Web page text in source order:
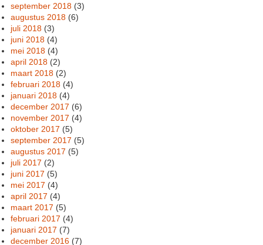
september 2018 (3)
augustus 2018 (6)
juli 2018 (3)
juni 2018 (4)
mei 2018 (4)
april 2018 (2)
maart 2018 (2)
februari 2018 (4)
januari 2018 (4)
december 2017 (6)
november 2017 (4)
oktober 2017 (5)
september 2017 (5)
augustus 2017 (5)
juli 2017 (2)
juni 2017 (5)
mei 2017 (4)
april 2017 (4)
maart 2017 (5)
februari 2017 (4)
januari 2017 (7)
december 2016 (7)